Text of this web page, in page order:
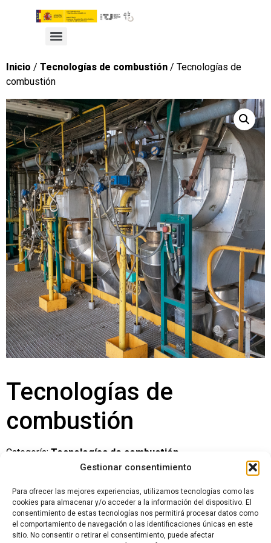
Gestionar consentimiento
Para ofrecer las mejores experiencias, utilizamos tecnologías como las
cookies para almacenar y/o acceder a la información del dispositivo. El
consentimiento de estas tecnologías nos permitirá procesar datos como
el comportamiento de navegación o las identificaciones únicas en este
sitio. No consentir o retirar el consentimiento, puede afectar
Inicio / Tecnologías de combustión / Tecnologías de
combustión
Tecnologías de
combustión
Categoría: Tecnologías de combustión
Valoraciones (0)
Valoraciones